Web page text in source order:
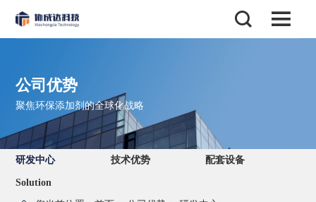
公司优势
聚焦环保添加剂的全球化战略
研发中心 技术优势
配套设备
Solution